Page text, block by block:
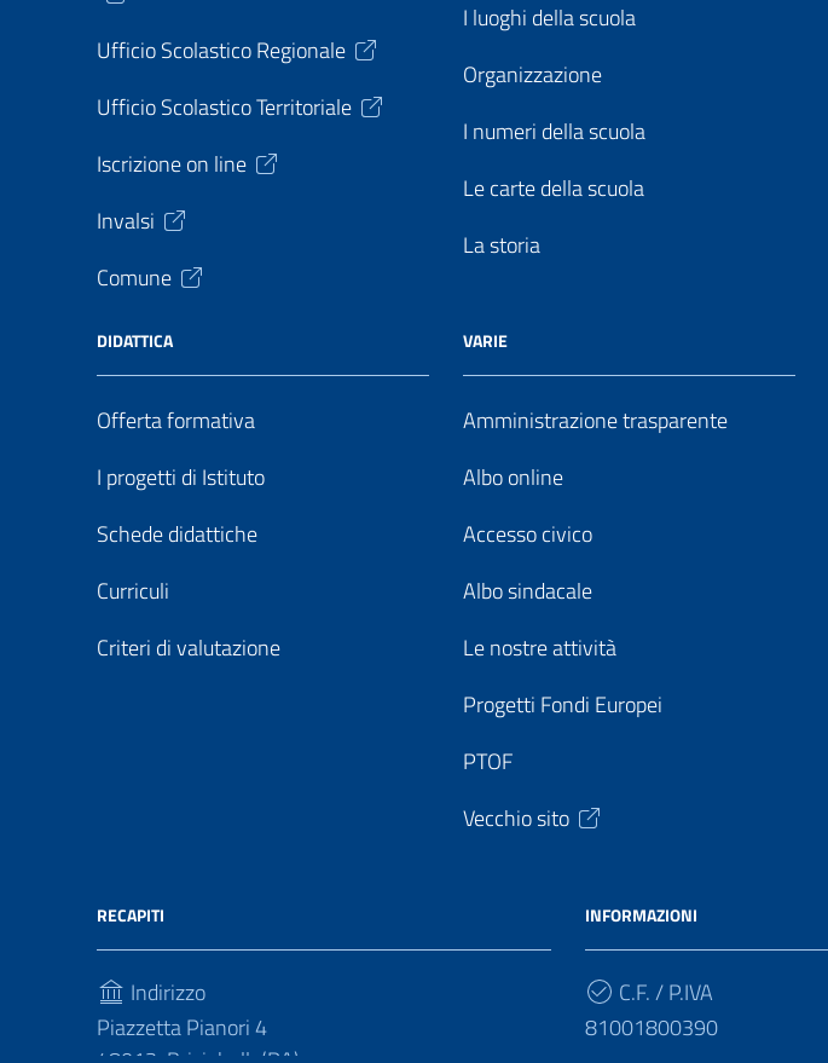
Ufficio Scolastico Regionale
Ufficio Scolastico Territoriale
Iscrizione on line
Invalsi
Comune
I luoghi della scuola
Organizzazione
I numeri della scuola
Le carte della scuola
La storia
DIDATTICA
Offerta formativa
I progetti di Istituto
Schede didattiche
Curriculi
Criteri di valutazione
VARIE
Amministrazione trasparente
Albo online
Accesso civico
Albo sindacale
Le nostre attività
Progetti Fondi Europei
PTOF
Vecchio sito
RECAPITI
Indirizzo
Piazzetta Pianori 4
INFORMAZIONI
C.F. / P.IVA
81001800390